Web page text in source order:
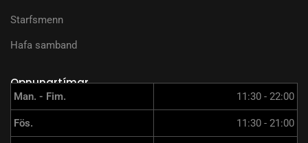
Starfsmenn
Hafa samband
Opnunartímar
Man. - Fim. 11:30 - 22:00
Fös. 11:30 - 21:00